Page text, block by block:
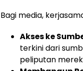
Bagi media,
Akses ke
terkini dari
peliputan